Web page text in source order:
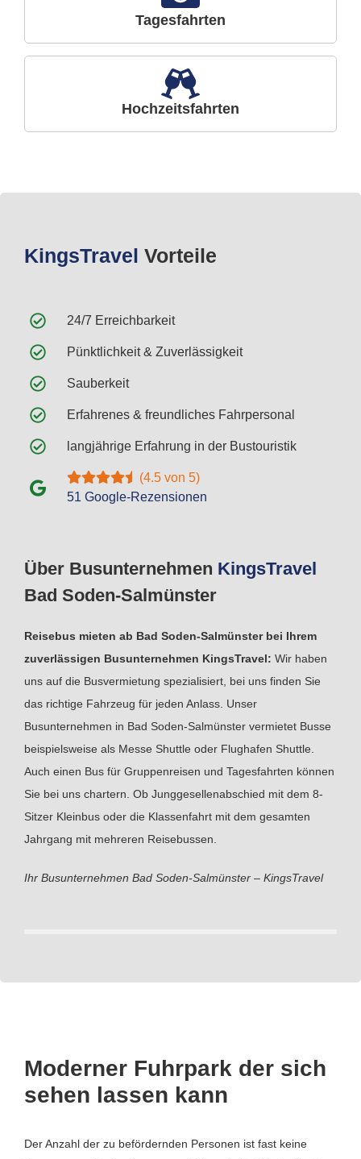
Tagesfahrten
Hochzeitsfahrten
Über Busunternehmen KingsTravel
Bad Soden-Salmünster
Reisebus mieten ab Bad Soden-Salmünster bei Ihrem
zuverlässigen Busunternehmen KingsTravel: Wir haben
uns auf die Busvermietung spezialisiert, bei uns finden Sie
das richtige Fahrzeug für jeden Anlass. Unser
Busunternehmen in Bad Soden-Salmünster vermietet Busse
beispielsweise als Messe Shuttle oder Flughafen Shuttle.
Auch einen Bus für Gruppenreisen und Tagesfahrten können
Sie bei uns chartern. Ob Junggesellenabschied mit dem 8-
Sitzer Kleinbus oder die Klassenfahrt mit dem gesamten
Jahrgang mit mehreren Reisebussen.
Ihr Busunternehmen Bad Soden-Salmünster – KingsTravel
KingsTravel Vorteile
24/7 Erreichbarkeit
Pünktlichkeit & Zuverlässigkeit
Sauberkeit
Erfahrenes & freundliches Fahrpersonal
langjährige Erfahrung in der Bustouristik
(4.5 von 5)
51 Google-Rezensionen
Moderner Fuhrpark der sich
sehen lassen kann
Der Anzahl der zu befördernden Personen ist fast keine